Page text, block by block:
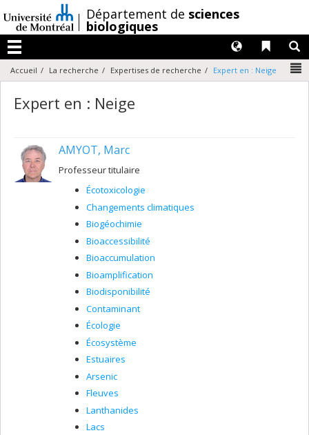
au
contenu
/Département de sciences
biologiques
Menu
Liens
Langues
Accueil La recherche Expertises de recherche Expert en : Neige
Expert en : Neige
AMYOT, Marc
Professeur titulaire
Écotoxicologie
Changements climatiques
Biogéochimie
Bioaccessibilité
Bioaccumulation
Bioamplification
Biodisponibilité
Contaminant
Écologie
Écosystème
Estuaires
Arsenic
Fleuves
Lanthanides
Lacs